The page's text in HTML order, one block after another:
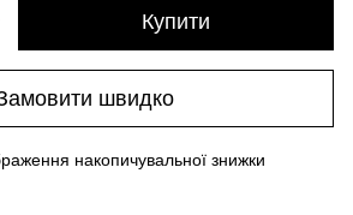
Купити
швидко
накопичувальної знижки